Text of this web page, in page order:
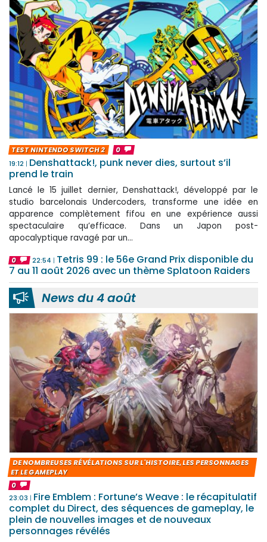
TEST NINTENDO SWITCH 2
0
19:12
Denshattack!, punk never dies, surtout s’il
prend le train
Lancé le 15 juillet dernier, Denshattack!, développé par le
studio barcelonais Undercoders, transforme une idée en
apparence complètement fifou en une expérience aussi
spectaculaire qu’efficace. Dans un Japon post-
apocalyptique ravagé par un...
0 22:54
Tetris 99 : le 56e Grand Prix disponible du
7 au 11 août 2026 avec un thème Splatoon Raiders
News du 4 août
DE NOMBREUSES RÉVÉLATIONS SUR L'HISTOIRE, LES PERSONNAGES
ET LE GAMEPLAY
0
23:03
Fire Emblem : Fortune’s Weave : le récapitulatif
complet du Direct, des séquences de gameplay, le
plein de nouvelles images et de nouveaux
personnages révélés